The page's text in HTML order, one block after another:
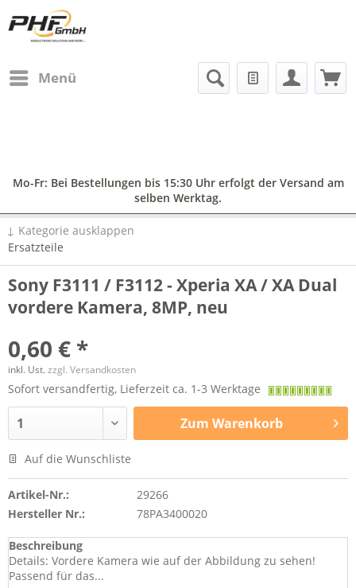
Menü
Mo-Fr: Bei Bestellungen bis 15:30 Uhr erfolgt der Versand am
selben Werktag.
↓ Kategorie ausklappen
Ersatzteile
Sony F3111 / F3112 - Xperia XA / XA Dual
vordere Kamera, 8MP, neu
0,60 € *
inkl. Ust.zzgl. Versandkosten
Sofort versandfertig, Lieferzeit ca. 1-3 Werktage
Zum Warenkorb
Auf die Wunschliste
Artikel-Nr.:
29266
Hersteller Nr.:
78PA3400020
Beschreibung
Details: Vordere Kamera wie auf der Abbildung zu sehen!
Passend für das...